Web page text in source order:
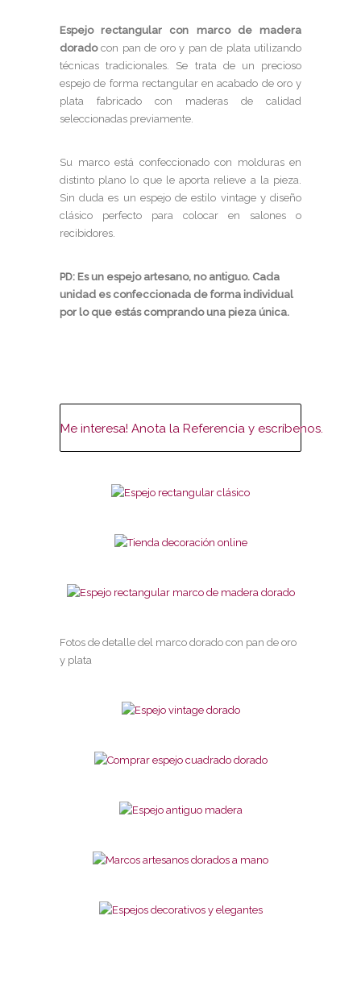
Espejo rectangular con marco de madera
doradocon pan de oro y pan de plata utilizando
técnicas tradicionales. Se trata de un precioso
espejo de forma rectangular en acabado de oro y
plata fabricado con maderas de calidad
seleccionadas previamente.
Su marco está confeccionado con molduras en
distinto plano lo que le aporta relieve a la pieza.
Sin duda es un espejo de estilo vintage y diseño
clásico perfecto para colocar en salones o
recibidores.
PD: Es un espejo artesano, no antiguo. Cada
unidad es confeccionada de forma individual
por lo que estás comprando una pieza única.
Me interesa! Anota la Referencia y escríbenos.
Fotos de detalle del marco dorado con pan de oro
y plata